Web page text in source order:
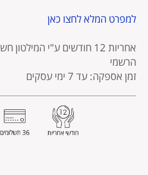
למפרט המלא לחצו כאן
אחריות 12 חודשים
ע"י המילטון
הרשמי
זמן אספקה: עד 7 ימי עסקים